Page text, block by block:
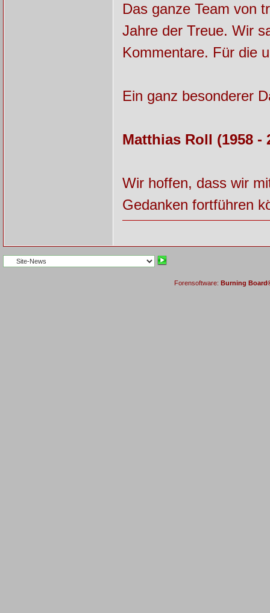
Das ganze Team von
Jahre der Treue. Wir
Kommentare. Für die
Ein ganz besonderer
Matthias Roll (1958 -
Wir hoffen, dass wir
Gedanken fortführen
Forensoftware: Burning